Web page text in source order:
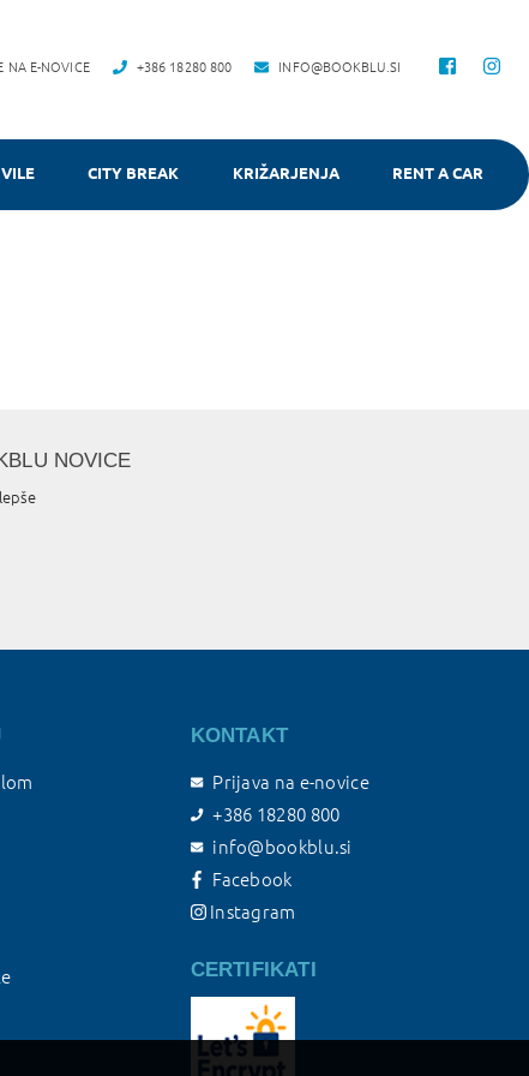
NA E-NOVICE +386 18280 800 INFO@BOOKBLU.SI
CITY BREAK KRIŽARJENJA RENT A CAR
NOVICE
KONTAKT
Prijava na e-novice
+386 18280 800
info@bookblu.si
Facebook
Instagram
CERTIFIKATI